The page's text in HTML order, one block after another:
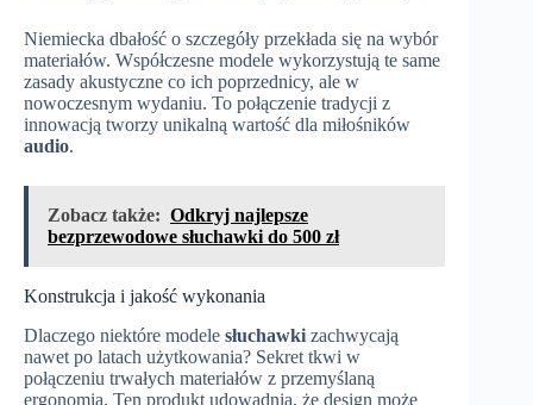
Niemiecka dbałość o szczegóły przekłada się na wybór
materiałów. Współczesne modele wykorzystują te same
zasady akustyczne co ich poprzednicy, ale w
nowoczesnym wydaniu. To połączenie tradycji z
innowacją tworzy unikalną wartość dla miłośników
audio.
Zobacz także: Odkryj najlepsze
bezprzewodowe słuchawki do 500 zł
Konstrukcja i jakość wykonania
Dlaczego niektóre modele słuchawki zachwycają
nawet po latach użytkowania? Sekret tkwi w
połączeniu trwałych materiałów z przemyślaną
ergonomią. Ten produkt udowadnia, że design może